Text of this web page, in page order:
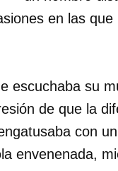
en las
escuchaba su
de que la
con
envenenada,